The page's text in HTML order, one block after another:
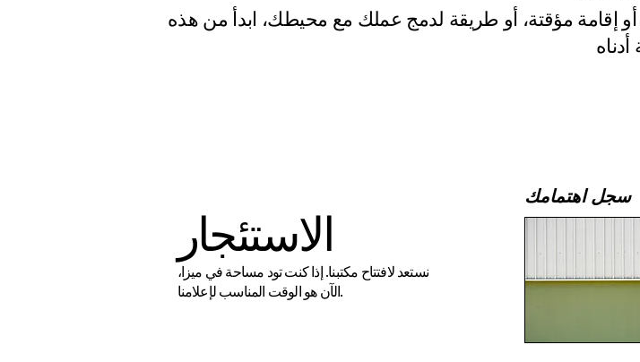
إقامة مؤقتة، أو طريقة لدمج عملك مع محيطك، ابدأ من هذه
الاستئجار
نستعد لافتتاح مكتبنا. إذا كنت تود مساحة في ميزا،
الآن هو الوقت المناسب لإعلامنا.
سجل اهتمامك